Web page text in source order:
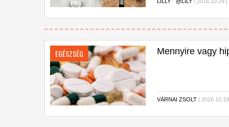
EGÉSZSÉG Mennyire vagy
VÁRNAI ZSOLT |